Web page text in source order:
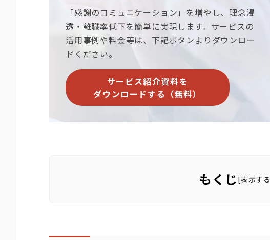
「感謝のコミュニケーション」を増やし、理念浸
透・離職率低下を簡単に実現します。サービスの
活用事例や料金等は、下記ボタンよりダウンロー
ドください。
サービス紹介資料を
ダウンロードする（無料）
もくじ [表示する